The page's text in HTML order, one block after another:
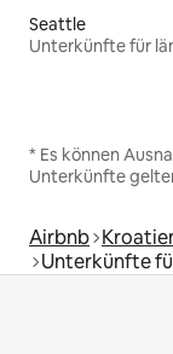
Seattle
* Es können
Unterkünfte
Airbnb
Unterkünfte